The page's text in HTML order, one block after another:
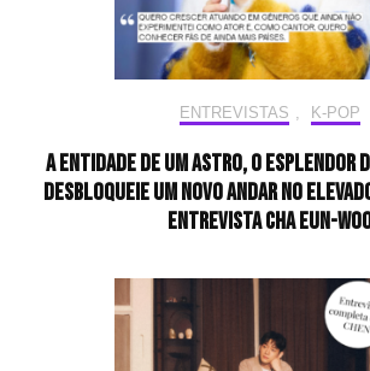
ENTREVISTAS K-POP
A entidade de um astro, o esplendor
desbloqueie um novo andar no
Entrevista CHA EUN-